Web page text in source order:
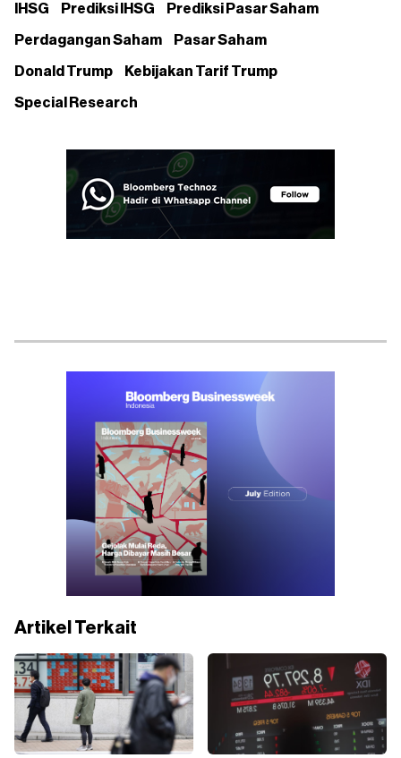
IHSG Prediksi IHSG Prediksi Pasar Saham
Perdagangan Saham Pasar Saham
Donald Trump Kebijakan Tarif Trump
Special Research
Artikel Terkait